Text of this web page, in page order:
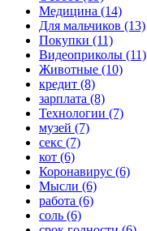
Медицина (14)
Для мальчиков (13)
Покупки (11)
Видеоприколы (11)
Животные (10)
кредит (8)
зарплата (8)
Технологии (7)
музей (7)
секс (7)
кот (6)
Коронавирус (6)
Мысли (6)
работа (6)
соль (6)